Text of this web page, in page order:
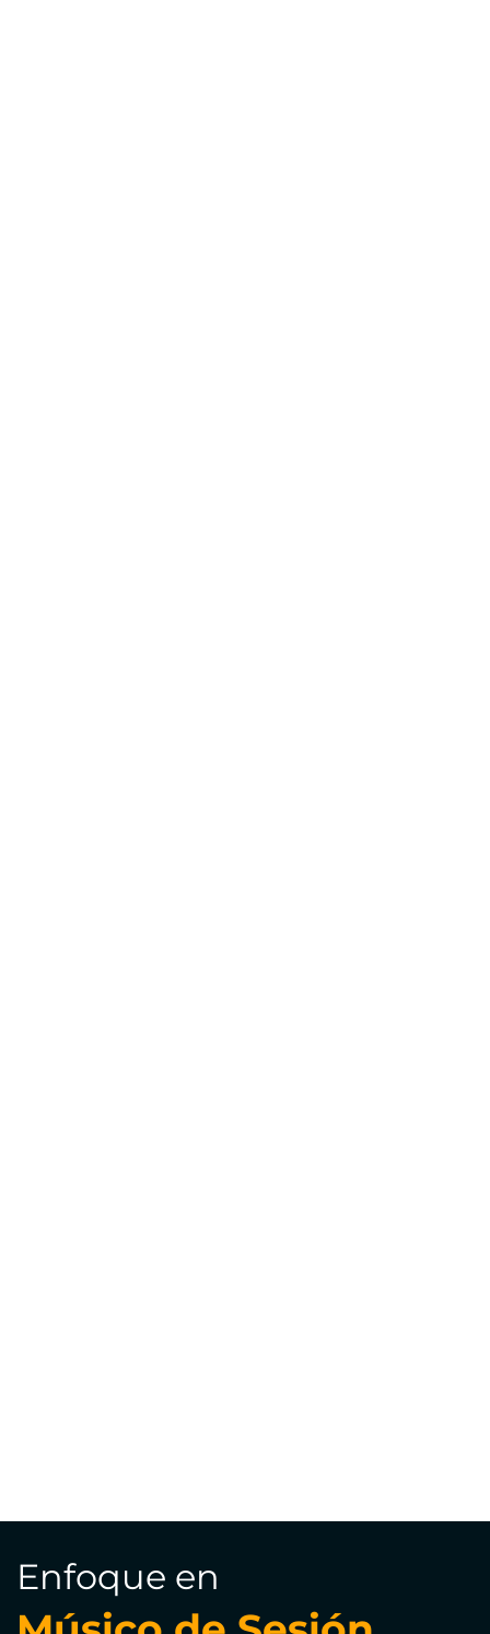
Enfoque en